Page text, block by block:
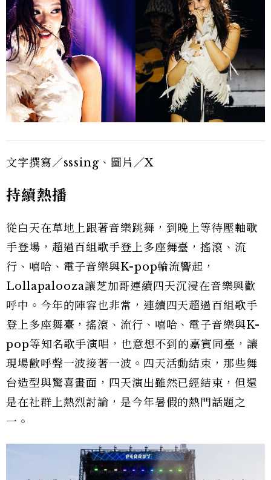
文字撰寫／sssing、圖片／X
持續熱播
從白天在草地上跟著音樂跳舞，到晚上等待壓軸歌
手登場，超過百組歌手登上多座舞臺，搖滾、流
行、嘻哈、電子音樂與K-pop輪流響起，
Lollapalooza讓芝加哥連續四天沉浸在音樂與歡
呼中。今年的陣容也非常，連續四天超過百組歌手
登上多座舞臺，搖滾、流行、嘻哈、電子音樂與K-
pop等知名歌手演唱，也意想不到的嘉賓同臺，讓
現場歡呼聲一波接著一波。四天活動結束，那些舞
台造型與驚喜畫面，四天演出雖然已經結束，但還
是在社群上熱烈討論，是今年暑假的熱門話題之
一。